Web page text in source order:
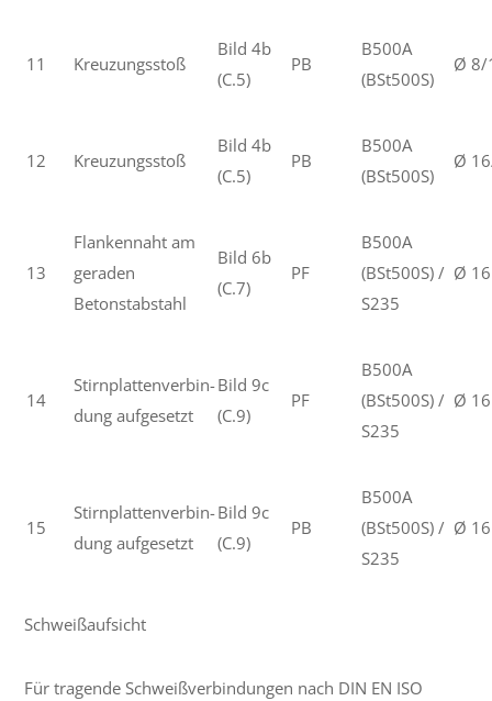
11 Kreuzungsstoß
Bild 4b
(C.5)
PB
B500A
(BSt500S)
Ø 8/
12 Kreuzungsstoß
Bild 4b
(C.5)
PB
B500A
(BSt500S)
Ø
13
Flankennaht am
geraden
Betonstabstahl
Bild 6b
(C.7)
PF
B500A
(BSt500S) /
S235
Ø
14
Stirnplattenverbin-
dung aufgesetzt
Bild 9c
(C.9)
PF
B500A
(BSt500S) /
S235
Ø
15
Stirnplattenverbin-
dung aufgesetzt
Bild 9c
(C.9)
PB
B500A
(BSt500S) /
S235
Ø
Schweißaufsicht
Für tragende Schweißverbindungen nach DIN EN ISO